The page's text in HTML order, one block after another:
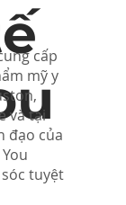
cấp
mỹ y
và tại
đạo của
tuyệt